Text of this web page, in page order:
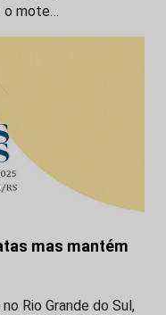
o mote…
mas mantém
Rio Grande do Sul,